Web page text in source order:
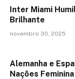
Inter Miami
Brilhante
novembro 30, 2025
Alemanha e
Nações Feminina